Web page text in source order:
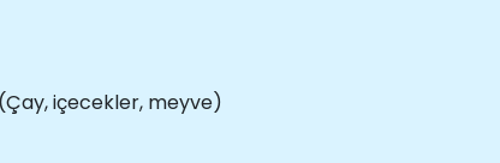
içecekler, meyve)